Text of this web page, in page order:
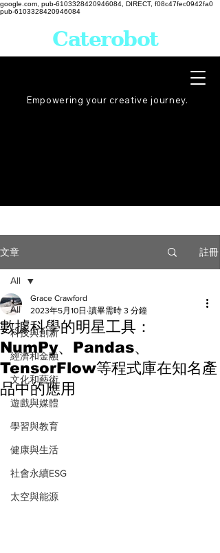
google.com, pub-6103328420946084, DIRECT, f08c47fec0942fa0
pub-6103328420946084
Empowering your creative journey.
Caterobot
文章 註冊
All
科技與創新
經濟和金融
文化和藝術
遊戲與媒體
學習與教育
健康與生活
社會永續ESG
太空與能源
All
數據科學的明星工具：
NumPy、Pandas、
TensorFlow等程式庫在知名產
品中的應用
Grace Crawford
2023年5月10日 讀畢需時 3 分鐘